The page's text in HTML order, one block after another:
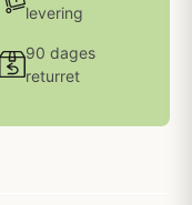
levering
90 dages
returret